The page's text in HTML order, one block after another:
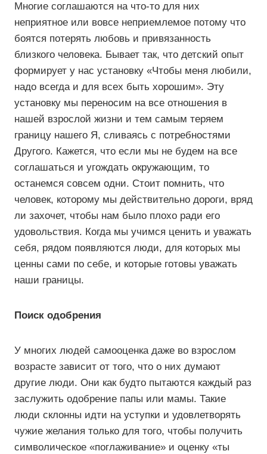
Многие соглашаются на что-то для них
неприятное или вовсе неприемлемое потому что
боятся потерять любовь и привязанность
близкого человека. Бывает так, что детский опыт
формирует у нас установку «Чтобы меня любили,
надо всегда и для всех быть хорошим». Эту
установку мы переносим на все отношения в
нашей взрослой жизни и тем самым теряем
границу нашего Я, сливаясь с потребностями
Другого. Кажется, что если мы не будем на все
соглашаться и угождать окружающим, то
останемся совсем одни. Стоит помнить, что
человек, которому мы действительно дороги, вряд
ли захочет, чтобы нам было плохо ради его
удовольствия. Когда мы учимся ценить и уважать
себя, рядом появляются люди, для которых мы
ценны сами по себе, и которые готовы уважать
наши границы.
Поиск одобрения
У многих людей самооценка даже во взрослом
возрасте зависит от того, что о них думают
другие люди. Они как будто пытаются каждый раз
заслужить одобрение папы или мамы. Такие
люди склонны идти на уступки и удовлетворять
чужие желания только для того, чтобы получить
символическое «поглаживание» и оценку «ты